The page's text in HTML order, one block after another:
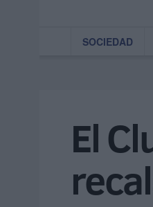
SOCIEDAD
El